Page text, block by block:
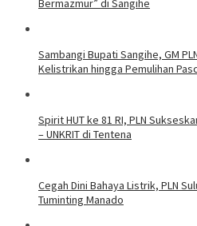
Sambangi Bupati Sangihe, GM
Kelistrikan hingga Pemulihan
Spirit HUT ke 81 RI, PLN
– UNKRIT di Tentena
Cegah Dini Bahaya Listrik, PLN
Tuminting Manado